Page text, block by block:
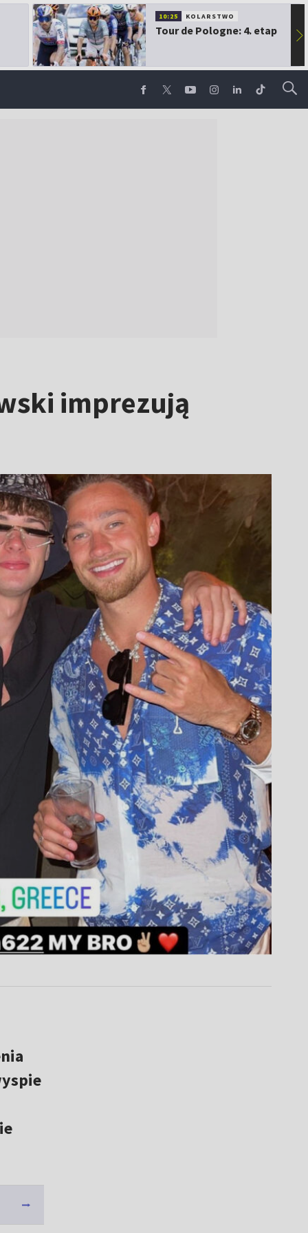
10:25 KOLARSTWO
Tour de Pologne: 4. etap ▶
imprezują